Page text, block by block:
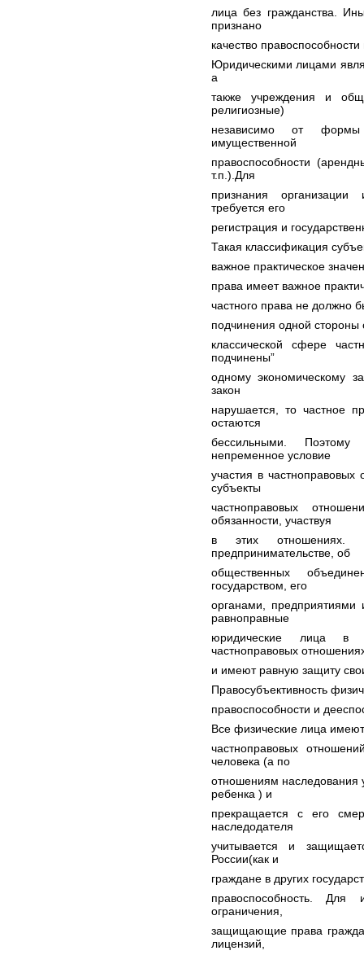
лица без гражданства.
признано
качество
Юридическими лицами
а
также учреждения и
религиозные)
независимо от
имущественной
правоспособности
т.п.).Для
признания
требуется его
регистрация и
Такая классификация
важное практическое
права имеет важное
частного права не должно
подчинения одной
классической сфере
подчинены”
одному экономическому
закон
нарушается, то частное
остаются
бессильными.
непременное условие
участия в
субъекты
частноправовых
обязанности, участвуя
в этих отношениях.
предпринимательстве, об
общественных
государством, его
органами,
равноправные
юридические лица в
частноправовых
и имеют равную защиту
Правосубъективность
правоспособности и
Все физические лица
частноправовых
человека (а по
отношениям наследования
ребенка ) и
прекращается с его
наследодателя
учитывается и
России(как и
граждане в других
правоспособность. Для
ограничения,
защищающие права
лицензий,